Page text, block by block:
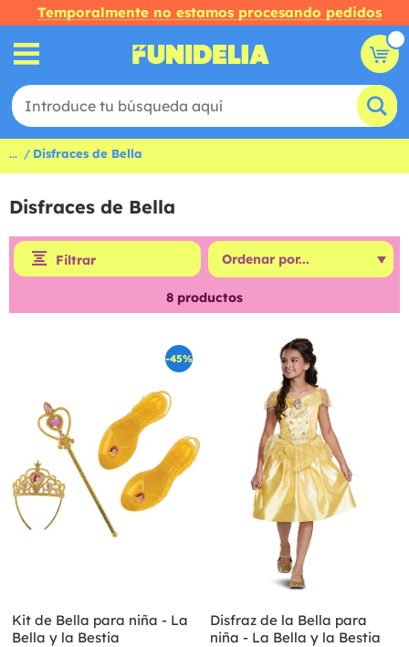
Temporalmente no estamos procesando pedidos
... Disfraces de Bella
Disfraces de Bella
Filtrar
8 productos
-45%
Kit de Bella para niña - La
Bella y la Bestia
Disfraz de la Bella para
niña - La Bella y la Bestia